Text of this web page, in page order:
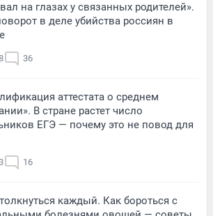
на глазах у связанных родителей».
в деле убийства россиян в
36
аттестата о среднем
В стране растет число
ЕГЭ — почему это не повод для
16
каждый. Как бороться с